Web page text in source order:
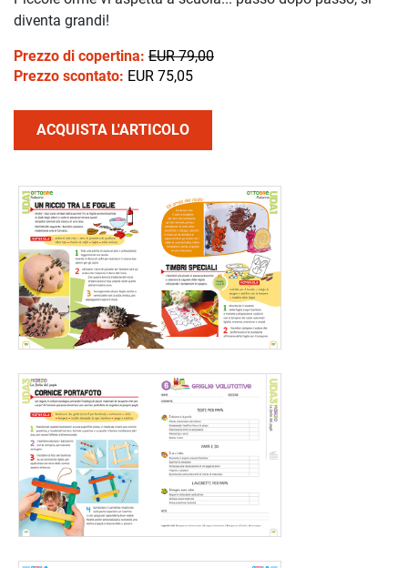
diventa grandi!
Prezzo di copertina: EUR 79,00
Prezzo scontato: EUR 75,05
ACQUISTA L'ARTICOLO